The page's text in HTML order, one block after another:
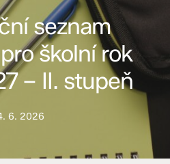
seznam
školní rok
– II. stupeň
6. 2026